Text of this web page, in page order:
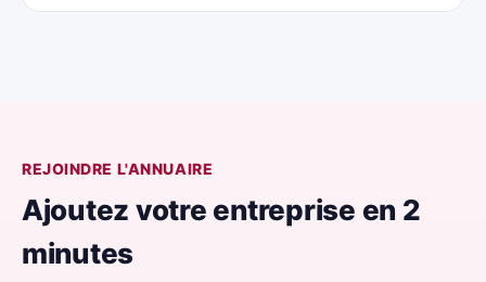
REJOINDRE L'ANNUAIRE
Ajoutez votre entreprise en 2
minutes